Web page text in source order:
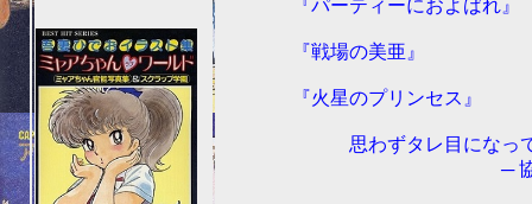
『パーティーにおよばれ』
『戦場の美亜』
『火星のプリンセス』
思わずタレ目になってし
─ 協力／２Ｂク